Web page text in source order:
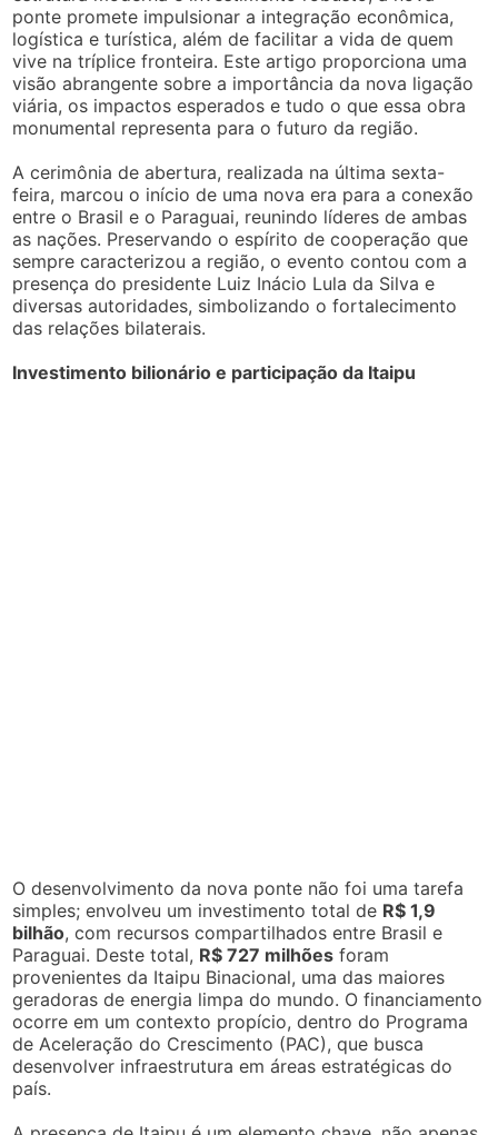
ponte promete impulsionar a integração econômica,
logística e turística, além de facilitar a vida de quem
vive na tríplice fronteira. Este artigo proporciona uma
visão abrangente sobre a importância da nova ligação
viária, os impactos esperados e tudo o que essa obra
monumental representa para o futuro da região.
A cerimônia de abertura, realizada na última sexta-
feira, marcou o início de uma nova era para a conexão
entre o Brasil e o Paraguai, reunindo líderes de ambas
as nações. Preservando o espírito de cooperação que
sempre caracterizou a região, o evento contou com a
presença do presidente Luiz Inácio Lula da Silva e
diversas autoridades, simbolizando o fortalecimento
das relações bilaterais.
Investimento bilionário e participação da Itaipu
O desenvolvimento da nova ponte não foi uma tarefa
simples; envolveu um investimento total de R$ 1,9
bilhão, com recursos compartilhados entre Brasil e
Paraguai. Deste total, R$ 727 milhões foram
provenientes da Itaipu Binacional, uma das maiores
geradoras de energia limpa do mundo. O financiamento
ocorre em um contexto propício, dentro do Programa
de Aceleração do Crescimento (PAC), que busca
desenvolver infraestrutura em áreas estratégicas do
país.